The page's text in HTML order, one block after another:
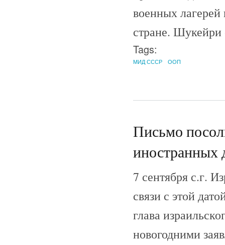
военных
стране. Шукейри
Tags:
МИД СССР ООП
Письмо
7 сентября с.г.
связи с этой
глава
новогодними